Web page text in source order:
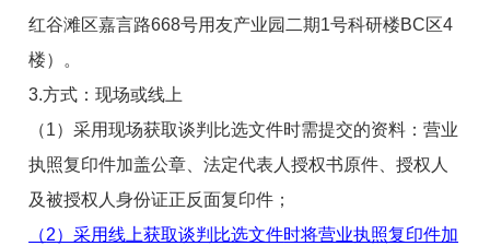
红谷滩区嘉言路668号用友产业园二期1号科研楼BC区4
楼）。
3.方式：现场或线上
（1）采用现场获取谈判比选文件时需提交的资料：营业
执照复印件加盖公章、法定代表人授权书原件 、授权人
及被授权人身份证正反面复印件 ；
（2）采用线上获取谈判比选文件时将营业执照复印件加